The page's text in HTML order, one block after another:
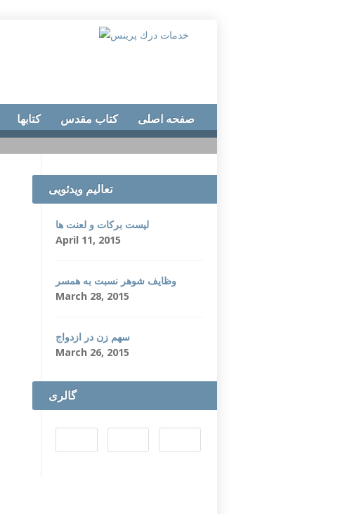
کتابها کتاب مقدس صفحه اصلی
تعالیم ویدئویی
لیست برکات و لعنت ها
April 11, 2015
وظایف شوهر نسبت به همسر
March 28, 2015
سهم زن در ازدواج
March 26, 2015
گالری